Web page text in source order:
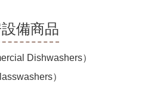
備商品
Dishwashers）
）